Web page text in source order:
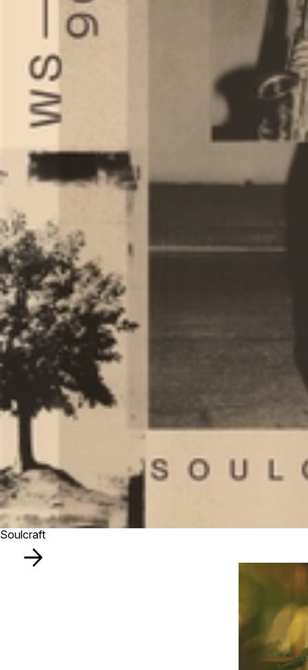
Soulcraft